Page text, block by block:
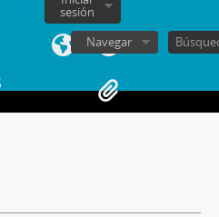
sesión
Navegar